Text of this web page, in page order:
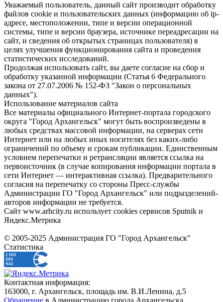
Уважаемый пользователь, данный сайт производит обработку
файлов cookie и пользовательских данных (информацию об ip-
адресе, местоположении, типе и версии операционной
системы, типе и версии браузера, источнике переадресации на
сайт, и сведения об открытых страницах пользователя) в
целях улучшения функционирования сайта и проведения
статистических исследований.
Продолжая использовать сайт, вы даете согласие на сбор и
обработку указанной информации (Статья 6 Федерального
закона от 27.07.2006 № 152-ФЗ "Закон о персональных
данных").
Использование материалов сайта
Все материалы официального Интернет-портала городского
округа "Город Архангельск" могут быть воспроизведены в
любых средствах массовой информации, на серверах сети
Интернет или на любых иных носителях без каких-либо
ограничений по объему и срокам публикации. Единственным
условием перепечатки и ретрансляции является ссылка на
первоисточник (в случае копирования информации портала в
сети Интернет — интерактивная ссылка). Предварительного
согласия на перепечатку со стороны Пресс-службы
Администрации ГО "Город Архангельск" или подразделений-
авторов информации не требуется.
Сайт www.arhcity.ru использует cookies сервисов Sputnik и
Яндекс.Метрика
© 2005-2025 Администрация ГО "Город Архангельск"
Статистика
Контактная информация:
163000, г. Архангельск, площадь им. В.И.Ленина, д.5
Обращение в Администрацию города Архангельска.